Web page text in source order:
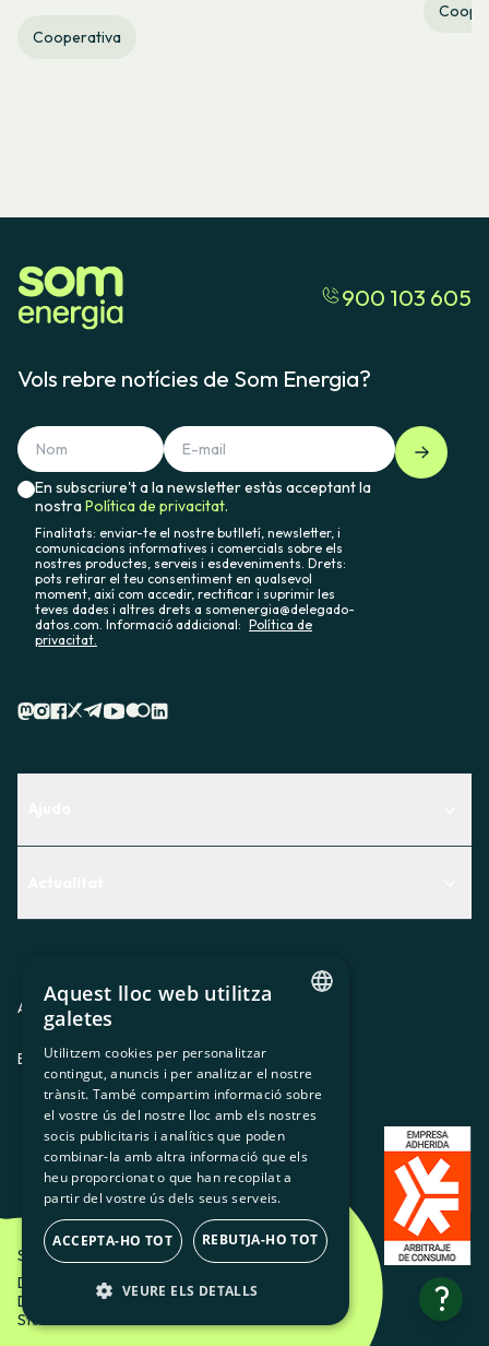
Cooperativa
900 103 605
Vols rebre notícies de Som Energia?
En subscriure't a la newsletter estàs acceptant la
nostraPolítica de privacitat.
Finalitats: enviar-te el nostre butlletí, newsletter, i
comunicacions informatives i comercials sobre els
nostres productes, serveis i esdeveniments. Drets:
pots retirar el teu consentiment en qualsevol
moment, així com accedir, rectificar i suprimir les
teves dades i altres drets a somenergia@delegado-
datos.com. Informació addicional: Política de
privacitat.
Premsa
Treballa amb nosaltres
Avis legal Política de privacitatPolítica de cookies
ES CAGLEU
Som Energia SCCL - 2026
Disseny Creatiu d'Etéreo Design.
Desenvolupament web per Utopig
Studio
?
SPANISH
GL
BASQUE
Aquest lloc web utilitza
galetes
Utilitzem cookies per personalitzar
contingut, anuncis i per analitzar el nostre
trànsit. També compartim informació sobre
el vostre ús del nostre lloc amb els nostres
socis publicitaris i analítics que poden
combinar-la amb altra informació que els
heu proporcionat o que han recopilat a
partir del vostre ús dels seus serveis.
ACCEPTA-HO TOT REBUTJA-HO TOT
VEURE ELS DETALLS
ESTRICTAMENT NECESSÀRIES